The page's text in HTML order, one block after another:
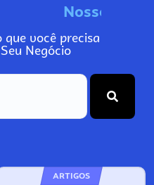
Nos
você precisa
Negócio
ARTIGOS